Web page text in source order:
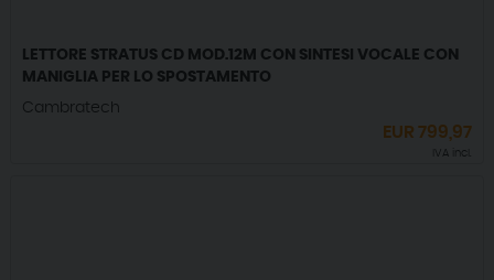
LETTORE STRATUS CD MOD.12M CON SINTESI VOCALE CON
MANIGLIA PER LO SPOSTAMENTO
Cambratech
EUR799,97
IVA incl.